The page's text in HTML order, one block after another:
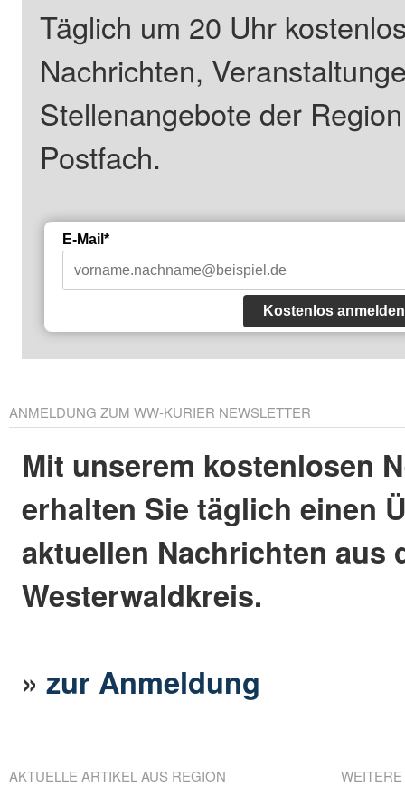
Täglich um 20 Uhr
Nachrichten,
Stellenangebote der
Postfach.
E-Mail*
Kostenlos anmelden
ANMELDUNG ZUM WW-KURIER NEWSLETTER
Mit unserem kostenlosen
erhalten Sie täglich einen
aktuellen Nachrichten aus
Westerwaldkreis.
»zur Anmeldung
AKTUELLE ARTIKEL AUS REGION